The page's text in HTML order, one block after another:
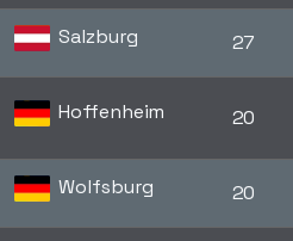
Salzburg 27
Hoffenheim 20
Wolfsburg 20